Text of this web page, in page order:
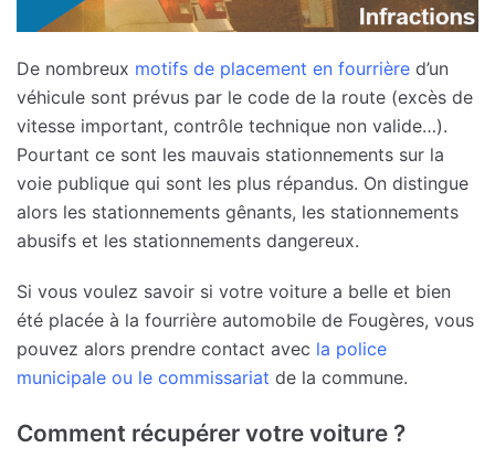
De nombreux motifs de placement en fourrière d’un
véhicule sont prévus par le code de la route (excès de
vitesse important, contrôle technique non valide…).
Pourtant ce sont les mauvais stationnements sur la
voie publique qui sont les plus répandus. On distingue
alors les stationnements gênants, les stationnements
abusifs et les stationnements dangereux.
Si vous voulez savoir si votre voiture a belle et bien
été placée à la fourrière automobile de Fougères, vous
pouvez alors prendre contact avec la police
municipale ou le commissariat de la commune.
Comment récupérer votre voiture ?